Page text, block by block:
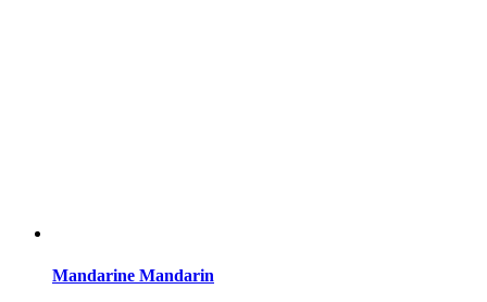
Mandarine Mandarin